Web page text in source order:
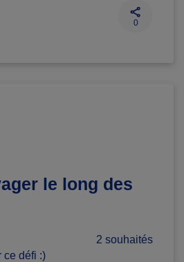
0
le long des
2 souhaités
ce défi :)